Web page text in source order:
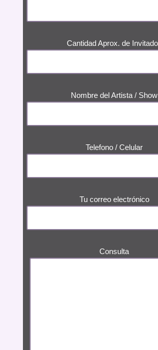
Cantidad Aprox. de
Nombre del Artista / Show
Telefono / Celular
Tu correo electrónico
Consulta